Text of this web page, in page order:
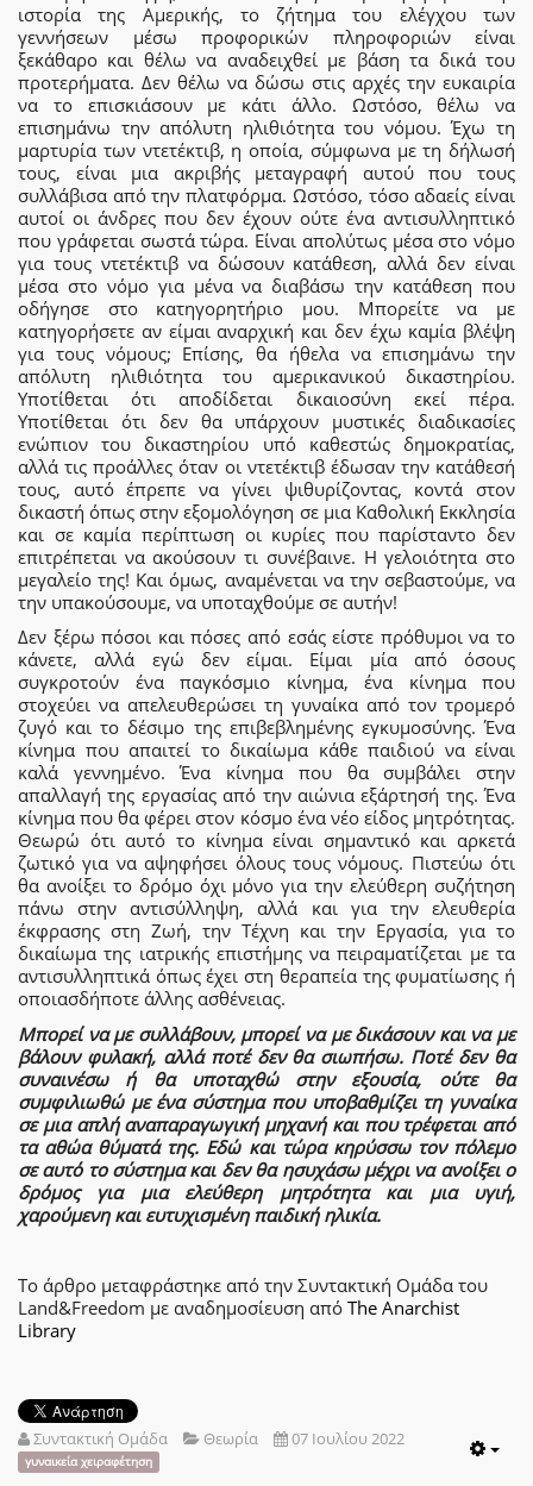
ιστορία της Αμερικής, το ζήτημα του ελέγχου των
γεννήσεων μέσω προφορικών πληροφοριών είναι
ξεκάθαρο και θέλω να αναδειχθεί με βάση τα δικά του
προτερήματα. Δεν θέλω να δώσω στις αρχές την ευκαιρία
να το επισκιάσουν με κάτι άλλο. Ωστόσο, θέλω να
επισημάνω την απόλυτη ηλιθιότητα του νόμου. Έχω τη
μαρτυρία των ντετέκτιβ, η οποία, σύμφωνα με τη δήλωσή
τους, είναι μια ακριβής μεταγραφή αυτού που τους
συλλάβισα από την πλατφόρμα. Ωστόσο, τόσο αδαείς είναι
αυτοί οι άνδρες που δεν έχουν ούτε ένα αντισυλληπτικό
που γράφεται σωστά τώρα. Είναι απολύτως μέσα στο νόμο
για τους ντετέκτιβ να δώσουν κατάθεση, αλλά δεν είναι
μέσα στο νόμο για μένα να διαβάσω την κατάθεση που
οδήγησε στο κατηγορητήριο μου. Μπορείτε να με
κατηγορήσετε αν είμαι αναρχική και δεν έχω καμία βλέψη
για τους νόμους; Επίσης, θα ήθελα να επισημάνω την
απόλυτη ηλιθιότητα του αμερικανικού δικαστηρίου.
Υποτίθεται ότι αποδίδεται δικαιοσύνη εκεί πέρα.
Υποτίθεται ότι δεν θα υπάρχουν μυστικές διαδικασίες
ενώπιον του δικαστηρίου υπό καθεστώς δημοκρατίας,
αλλά τις προάλλες όταν οι ντετέκτιβ έδωσαν την κατάθεσή
τους, αυτό έπρεπε να γίνει ψιθυρίζοντας, κοντά στον
δικαστή όπως στην εξομολόγηση σε μια Καθολική Εκκλησία
και σε καμία περίπτωση οι κυρίες που παρίσταντο δεν
επιτρέπεται να ακούσουν τι συνέβαινε. Η γελοιότητα στο
μεγαλείο της! Και όμως, αναμένεται να την σεβαστούμε, να
την υπακούσουμε, να υποταχθούμε σε αυτήν!
Δεν ξέρω πόσοι και πόσες από εσάς είστε πρόθυμοι να το
κάνετε, αλλά εγώ δεν είμαι. Είμαι μία από όσους
συγκροτούν ένα παγκόσμιο κίνημα, ένα κίνημα που
στοχεύει να απελευθερώσει τη γυναίκα από τον τρομερό
ζυγό και το δέσιμο της επιβεβλημένης εγκυμοσύνης. Ένα
κίνημα που απαιτεί το δικαίωμα κάθε παιδιού να είναι
καλά γεννημένο. Ένα κίνημα που θα συμβάλει στην
απαλλαγή της εργασίας από την αιώνια εξάρτησή της. Ένα
κίνημα που θα φέρει στον κόσμο ένα νέο είδος μητρότητας.
Θεωρώ ότι αυτό το κίνημα είναι σημαντικό και αρκετά
ζωτικό για να αψηφήσει όλους τους νόμους. Πιστεύω ότι
θα ανοίξει το δρόμο όχι μόνο για την ελεύθερη συζήτηση
πάνω στην αντισύλληψη, αλλά και για την ελευθερία
έκφρασης στη Ζωή, την Τέχνη και την Εργασία, για το
δικαίωμα της ιατρικής επιστήμης να πειραματίζεται με τα
αντισυλληπτικά όπως έχει στη θεραπεία της φυματίωσης ή
οποιασδήποτε άλλης ασθένειας.
Μπορεί να με συλλάβουν, μπορεί να με δικάσουν και να με
βάλουν φυλακή, αλλά ποτέ δεν θα σιωπήσω. Ποτέ δεν θα
συναινέσω ή θα υποταχθώ στην εξουσία, ούτε θα
συμφιλιωθώ με ένα σύστημα που υποβαθμίζει τη γυναίκα
σε μια απλή αναπαραγωγική μηχανή και που τρέφεται από
τα αθώα θύματά της. Εδώ και τώρα κηρύσσω τον πόλεμο
σε αυτό το σύστημα και δεν θα ησυχάσω μέχρι να ανοίξει ο
δρόμος για μια ελεύθερη μητρότητα και μια υγιή,
χαρούμενη και ευτυχισμένη παιδική ηλικία.
Το άρθρο μεταφράστηκε από την Συντακτική Ομάδα του
Land&Freedom με αναδημοσίευση από The Anarchist
Library
Συντακτική Ομάδα Θεωρία 07 Ιουλίου 2022
γυναικεία χειραφέτηση